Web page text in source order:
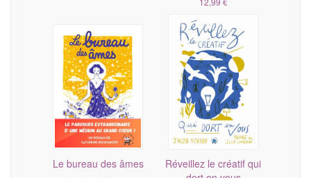
Le bureau des âmes
Réveillez le créatif qui